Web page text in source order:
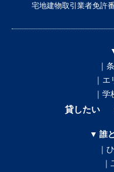
宅地建物取引業者免許
｜
｜
｜
貸したい
▼ 誰
｜